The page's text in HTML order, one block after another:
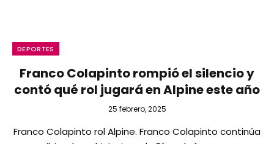
DEPORTES
Franco Colapinto rompió el silencio y
contó qué rol jugará en Alpine este año
25 febrero, 2025
Franco Colapinto rol Alpine. Franco Colapinto continúa